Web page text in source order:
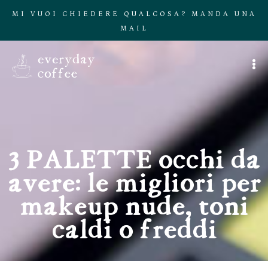
MI VUOI CHIEDERE QUALCOSA? MANDA UNA
MAIL
3 PALETTE occhi da
avere: le migliori per
makeup nude, toni
caldi o freddi